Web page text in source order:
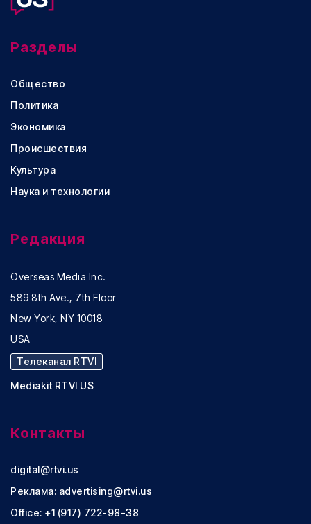
Разделы
Общество
Политика
Экономика
Происшествия
Культура
Наука и технологии
Редакция
Overseas Media Inc.
589 8th Ave., 7th Floor
New York, NY 10018
USA
Телеканал RTVI
Mediakit RTVI US
Контакты
digital@rtvi.us
Реклама: advertising@rtvi.us
Office: +1 (917) 722-98-38